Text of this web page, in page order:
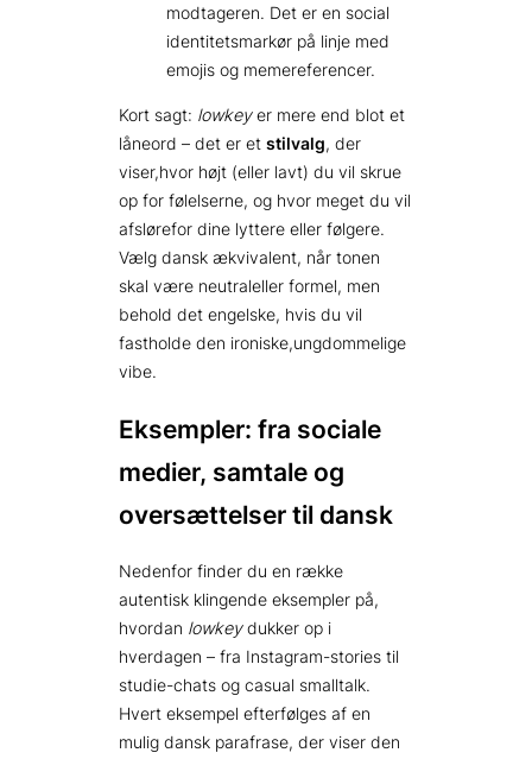
modtageren. Det er en social
identitetsmarkør på linje med
emojis og memereferencer.
Kort sagt: lowkeyer mere end blot et
låneord – det er et stilvalg, der
viser,hvor højt (eller lavt) du vil skrue
op for følelserne, og hvor meget du vil
afslørefor dine lyttere eller følgere.
Vælg dansk ækvivalent, når tonen
skal være neutraleller formel, men
behold det engelske, hvis du vil
fastholde den ironiske,ungdommelige
vibe.
Eksempler: fra sociale
medier, samtale og
oversættelser til dansk
Nedenfor finder du en række
autentisk klingende eksempler på,
hvordan lowkeydukker op i
hverdagen – fra Instagram-stories til
studie-chats og casual smalltalk.
Hvert eksempel efterfølges af en
mulig dansk parafrase, der viser den